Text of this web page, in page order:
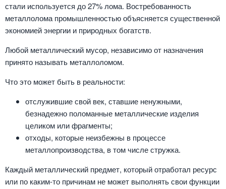
стали используется до 27% лома. Востребованность
металлолома промышленностью объясняется существенной
экономией энергии и природных богатств.
Любой металлический мусор, независимо от назначения
принято называть металлоломом.
Что это может быть в реальности:
отслужившие свой век, ставшие ненужными,
безнадежно поломанные металлические изделия
целиком или фрагменты;
отходы, которые неизбежны в процессе
металлопроизводства, в том числе стружка.
Каждый металлический предмет, который отработал ресурс
или по каким-то причинам не может выполнять свои функции